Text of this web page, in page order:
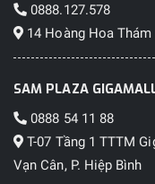
0888.127.578
14 Hoàng Hoa
SAM PLAZA
0888 54 11 88
T-07 Tầng 1 TTTM
Vạn Cân, P. Hiệp Bình